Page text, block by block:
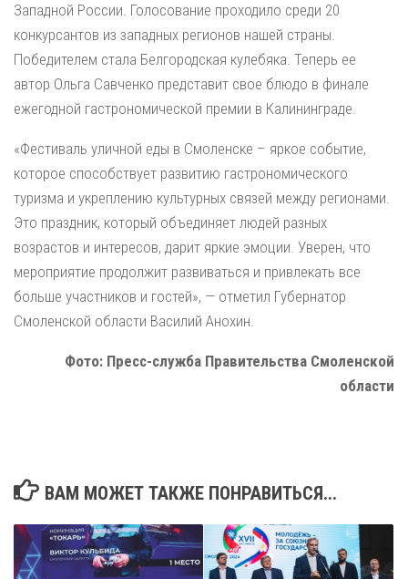
Западной России. Голосование проходило среди 20
конкурсантов из западных регионов нашей страны.
Победителем стала Белгородская кулебяка. Теперь ее
автор Ольга Савченко представит свое блюдо в финале
ежегодной гастрономической премии в Калининграде.
«Фестиваль уличной еды в Смоленске – яркое событие,
которое способствует развитию гастрономического
туризма и укреплению культурных связей между регионами.
Это праздник, который объединяет людей разных
возрастов и интересов, дарит яркие эмоции. Уверен, что
мероприятие продолжит развиваться и привлекать все
больше участников и гостей», — отметил Губернатор
Смоленской области Василий Анохин.
Фото: Пресс-служба Правительства Смоленской
области
ВАМ МОЖЕТ ТАКЖЕ ПОНРАВИТЬСЯ...